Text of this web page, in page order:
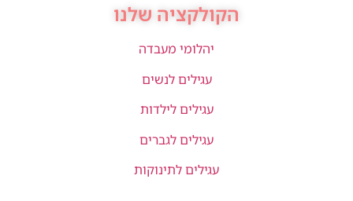
הקולקציה שלנו
יהלומי מעבדה
עגילים לנשים
עגילים לילדות
עגילים לגברים
עגילים לתינוקות